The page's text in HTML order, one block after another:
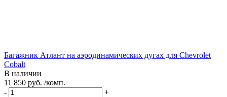
Багажник Атлант на аэродинамических дугах для Chevrolet
Cobalt
В наличии
11 850 руб. /комп.
-
+